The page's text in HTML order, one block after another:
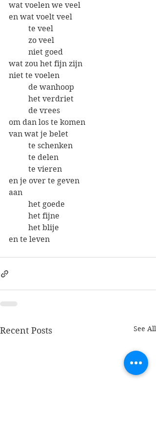
wat voelen we veel
en wat voelt veel
	te veel
	zo veel
	niet goed
wat zou het fijn zijn
niet te voelen
	de wanhoop
	het verdriet
	de vrees
om dan los te komen
van wat je belet
	te schenken
	te delen
	te vieren
en je over te geven
aan
	het goede
	het fijne
	het blije
en te leven
Recent Posts See All